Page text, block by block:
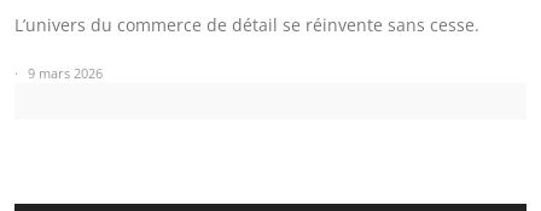
L’univers du commerce de détail se réinvente sans cesse.
9 mars 2026